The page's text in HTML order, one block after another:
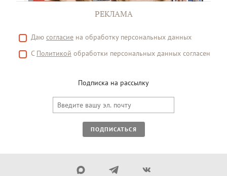
РЕКЛАМА
Даю согласие на обработку персональных данных
С Политикой обработки персональных данных согласен
Подписка на рассылку
ПОДПИСАТЬСЯ